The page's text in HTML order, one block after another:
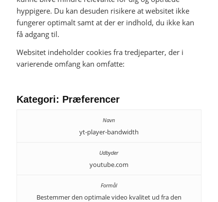
hyppigere. Du kan desuden risikere at websitet ikke
fungerer optimalt samt at der er indhold, du ikke kan
få adgang til.
Websitet indeholder cookies fra tredjeparter, der i
varierende omfang kan omfatte:
Kategori: Præferencer
yt-player-bandwidth
youtube.com
Bestemmer den optimale video kvalitet ud fra den